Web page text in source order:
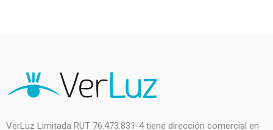
VerLuz Limitada RUT 76.473.831-4 tiene dirección comercial en